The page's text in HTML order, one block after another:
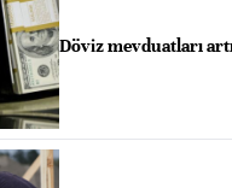
Döviz mevduatları